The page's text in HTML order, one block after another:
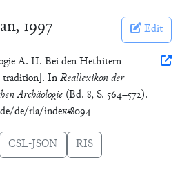
1997 Edit
A. II. Bei den Hethitern
InReallexikon der
Archäologie (Bd. 8, S. 564–572).
de/rla/index#8094
CSL-JSON RIS